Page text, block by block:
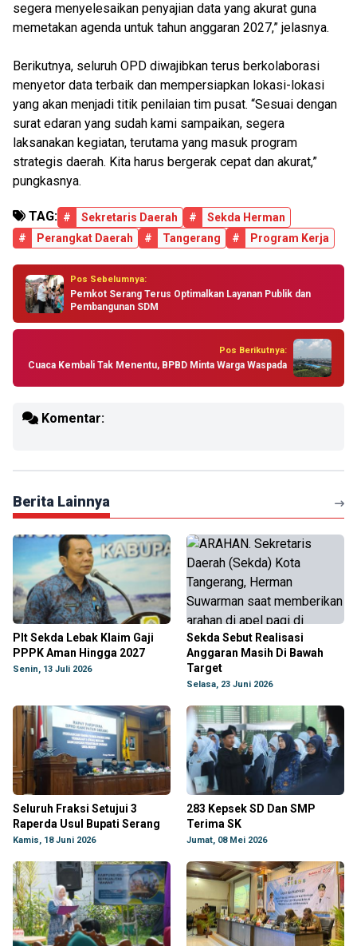
segera menyelesaikan penyajian data yang akurat guna
memetakan agenda untuk tahun anggaran 2027,” jelasnya.
Berikutnya, seluruh OPD diwajibkan terus berkolaborasi
menyetor data terbaik dan mempersiapkan lokasi-lokasi
yang akan menjadi titik penilaian tim pusat. “Sesuai dengan
surat edaran yang sudah kami sampaikan, segera
laksanakan kegiatan, terutama yang masuk program
strategis daerah. Kita harus bergerak cepat dan akurat,”
pungkasnya.
TAG: # Sekretaris Daerah #
Sekda Herman
#
Perangkat Daerah # Tangerang # Program Kerja
Pos Sebelumnya:
Pemkot Serang Terus Optimalkan Layanan Publik dan
Pembangunan SDM
Pos Berikutnya:
Cuaca Kembali Tak Menentu, BPBD Minta Warga Waspada
Komentar:
Berita Lainnya
Plt Sekda Lebak Klaim Gaji
PPPK Aman Hingga 2027
Senin, 13 Juli 2026
Sekda Sebut Realisasi
Anggaran Masih Di Bawah
Target
Selasa, 23 Juni 2026
Seluruh Fraksi Setujui 3
Raperda Usul Bupati Serang
Kamis, 18 Juni 2026
283 Kepsek SD Dan SMP
Terima SK
Jumat, 08 Mei 2026